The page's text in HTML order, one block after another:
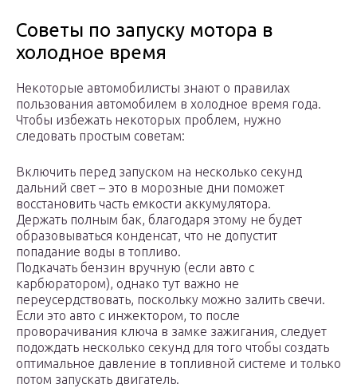
Советы по запуску мотора в
холодное время
Некоторые автомобилисты знают о правилах
пользования автомобилем в холодное время года.
Чтобы избежать некоторых проблем, нужно
следовать простым советам:
Включить перед запуском на несколько секунд
дальний свет – это в морозные дни поможет
восстановить часть емкости аккумулятора.
Держать полным бак, благодаря этому не будет
образовываться конденсат, что не допустит
попадание воды в топливо.
Подкачать бензин вручную (если авто с
карбюратором), однако тут важно не
переусердствовать, поскольку можно залить свечи.
Если это авто с инжектором, то после
проворачивания ключа в замке зажигания, следует
подождать несколько секунд для того чтобы создать
оптимальное давление в топливной системе и только
потом запускать двигатель.